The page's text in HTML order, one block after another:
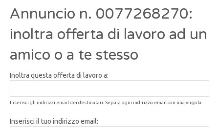
Annuncio n. 0077268270:
inoltra offerta di lavoro ad un
amico o a te stesso
Inoltra questa offerta di lavoro a:
Inserisci gli indirizzi email dei destinatari. Separa ogni indirizzo email con una virgola.
Inserisci il tuo indirizzo email: